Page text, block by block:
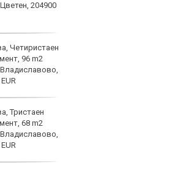
204900
Четиристаен
96 m2
Тристаен
68 m2